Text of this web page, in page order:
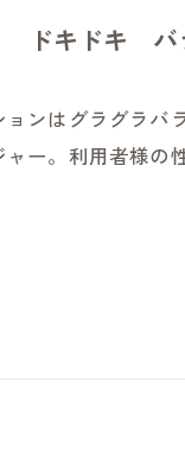
ドキドキ バ
ンはグラグラバ
ー。利用者様の